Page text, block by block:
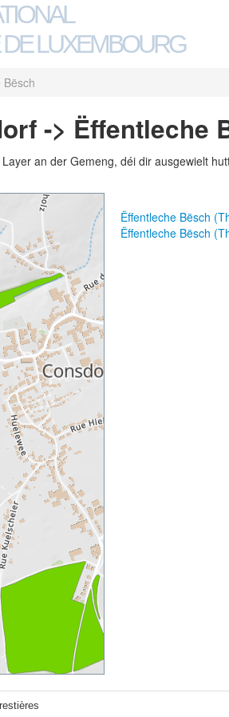
LUXEMBOURG
Bësch
-> Ëffentleche
an der Gemeng, déi dir ausgewielt
Ëffentleche Bësch
Ëffentleche Bësch